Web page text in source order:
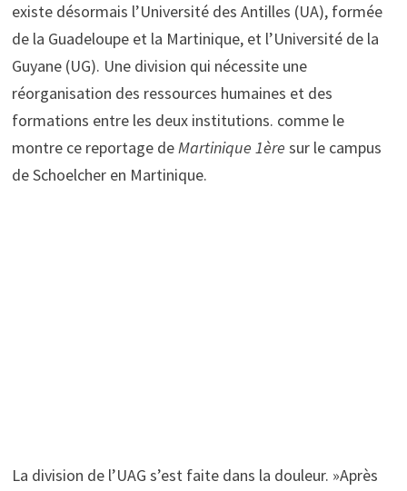
existe désormais l’Université des Antilles (UA), formée
de la Guadeloupe et la Martinique, et l’Université de la
Guyane (UG). Une division qui nécessite une
réorganisation des ressources humaines et des
formations entre les deux institutions. comme le
montre ce reportage deMartinique 1ère sur le campus
de Schoelcher en Martinique.
La division de l’UAG s’est faite dans la douleur. »Après